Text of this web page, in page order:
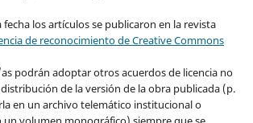
fecha los artículos se publicaron en la revista
de reconocimiento de Creative Commons
podrán adoptar otros acuerdos de licencia no
de la versión de la obra publicada (p.
en un archivo telemático institucional o